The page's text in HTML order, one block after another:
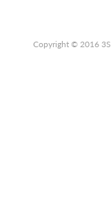
Copyright © 2016 3S